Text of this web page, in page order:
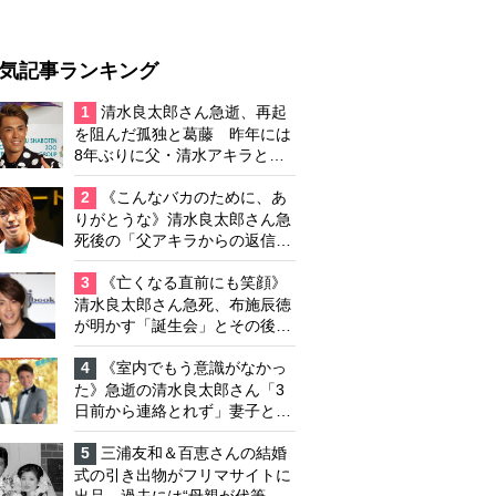
記事ランキング
1
清水良太郎さん急逝、再起
を阻んだ孤独と葛藤 昨年には
8年ぶりに父・清水アキラと共
演、本格的な活動再開に向かっ
ていたが…周囲が懸念していた
「不安定なところ」
2
《こんなバカのために、あ
りがとうな》清水良太郎さん急
死後の「父アキラからの返信」
布施辰徳が涙で明かす「順番が
違う」
3
《亡くなる直前にも笑顔》
清水良太郎さん急死、布施辰徳
が明かす「誕生会」とその後の
メッセージ
4
《室内でもう意識がなかっ
た》急逝の清水良太郎さん「3
日前から連絡とれず」妻子とは
別居で孤独を感じていた
5
三浦友和＆百恵さんの結婚
式の引き出物がフリマサイトに